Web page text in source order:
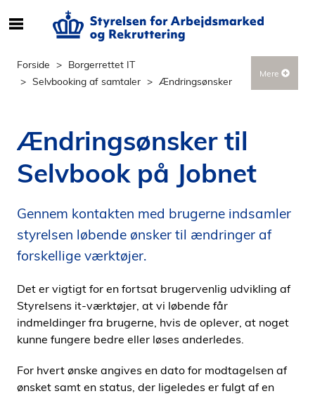
e
r
n
h
l
d
å
s
i
d
n
Forside
Borgerrettet IT
Selvbooking af samtaler
Ændringsønsker
Mere
Ændringsønsker til
Selvbook på Jobnet
Gennem kontakten med brugerne indsamler
styrelsen løbende ønsker til ændringer af
forskellige værktøjer.
Det er vigtigt for en fortsat brugervenlig udvikling af
Styrelsens it-værktøjer, at vi løbende får
indmeldinger fra brugerne, hvis de oplever, at noget
kunne fungere bedre eller løses anderledes.
For hvert ønske angives en dato for modtagelsen af
ønsket samt en status, der ligeledes er fulgt af en